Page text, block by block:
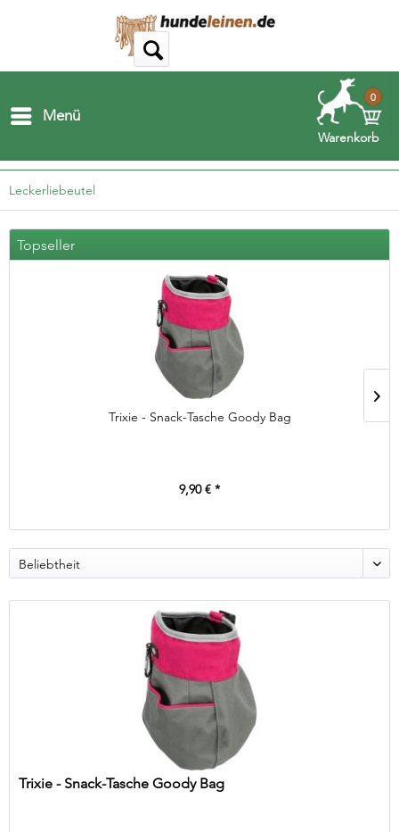
Menü
Warenkorb
0
Leckerliebeutel
Topseller
Trixie - Snack-Tasche Goody Bag
9,90 € *
Trixie - Snack-Tasche Goody Bag